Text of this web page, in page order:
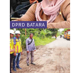
DPRD BATARA